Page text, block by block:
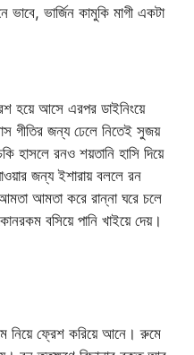
ভার্জিন কামুকি মাগী একটা
হয়ে আসে এরপর ডাইনিংয়ে
গীতির জন্য ঢেলে নিতেই সুজয়
হাসলে রনও শয়তানি হাসি দিয়ে
জন্য ইশারায় বললে রন
আমতা করে রান্না ঘরে চলে
বসিয়ে পানি খাইয়ে দেয়।
নিয়ে ফ্রেশ করিয়ে আনে। রুমে